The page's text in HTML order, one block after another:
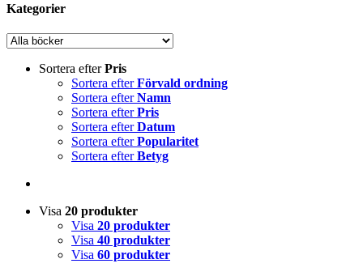
Kategorier
Sortera efterPris
Sortera efterFörvald ordning
Sortera efterNamn
Sortera efterPris
Sortera efterDatum
Sortera efterPopularitet
Sortera efterBetyg
Visa 20 produkter
Visa 20 produkter
Visa 40 produkter
Visa 60 produkter